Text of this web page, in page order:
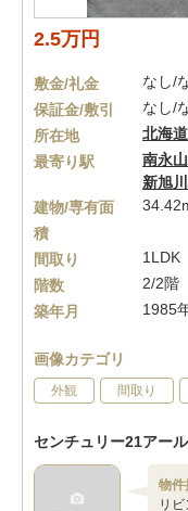
2.5万円
敷金/礼金
なし/
保証金/敷引
なし/
所在地
北海道
最寄り駅
南永
新旭
建物/専有面
積
間取り
1LDK
階数
2/2階
築年月
1985
画像カテゴリ
外観 間取り
センチュリー21アール
物件
リ